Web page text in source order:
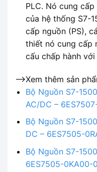
PLC. Nó cung
của hệ thống S7-
cấp nguồn (PS),
thiết nó cung cấp
cấu chấp hành với
-->Xem thêm sản
Bộ Nguồn S7-
AC/DC –
Bộ Nguồn S7-
DC – 6ES7505-
Bộ Nguồn S7-
6ES7505-0KA00-